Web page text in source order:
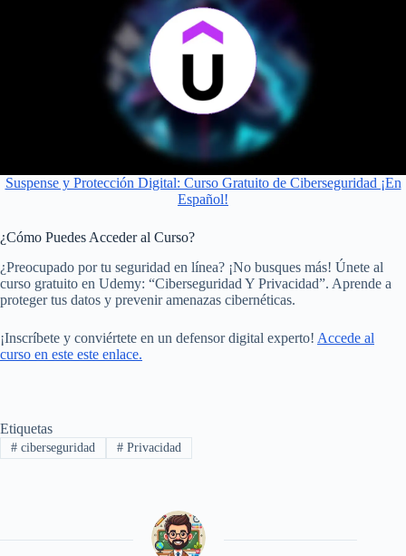
Suspense y Protección Digital: Curso Gratuito de Ciberseguridad ¡En
Español!
¿Cómo Puedes Acceder al Curso?
¿Preocupado por tu seguridad en línea? ¡No busques más! Únete al
curso gratuito en Udemy: “Ciberseguridad Y Privacidad”. Aprende a
proteger tus datos y prevenir amenazas cibernéticas.
¡Inscríbete y conviértete en un defensor digital experto! Accede al
curso en este este enlace.
Etiquetas
#ciberseguridad #Privacidad